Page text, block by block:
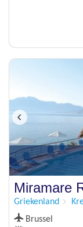
Miramare
Griekenland
Brussel